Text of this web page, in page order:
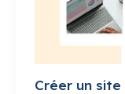
Créer un